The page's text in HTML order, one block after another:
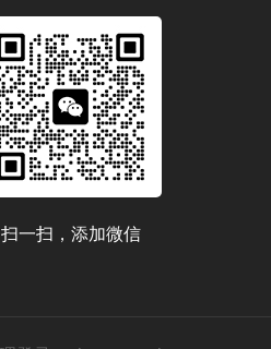
扫一扫，添加微信